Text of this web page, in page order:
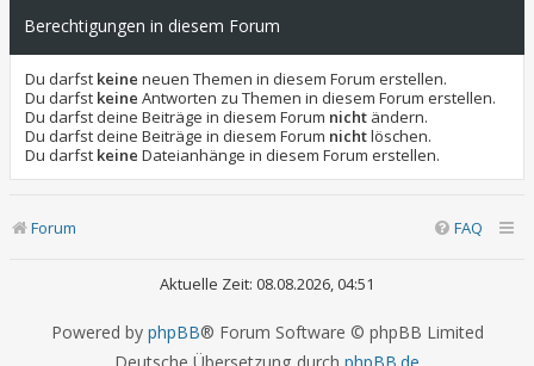
Berechtigungen in diesem Forum
Du darfst keine neuen Themen in diesem Forum erstellen.
Du darfst keine Antworten zu Themen in diesem Forum erstellen.
Du darfst deine Beiträge in diesem Forum nicht ändern.
Du darfst deine Beiträge in diesem Forum nichtlöschen.
Du darfst keine Dateianhänge in diesem Forum erstellen.
Forum FAQ
Aktuelle Zeit: 08.08.2026, 04:51
Powered by phpBB® Forum Software © phpBB Limited